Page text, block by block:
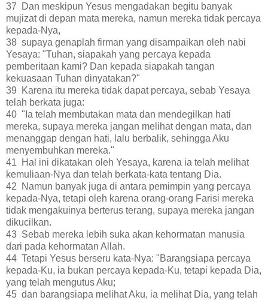
37 Dan meskipun Yesus mengadakan begitu banyak
mujizat di depan mata mereka, namun mereka tidak percaya
kepada-Nya,
38 supaya genaplah firman yang disampaikan oleh nabi
Yesaya: "Tuhan, siapakah yang percaya kepada
pemberitaan kami? Dan kepada siapakah tangan
kekuasaan Tuhan dinyatakan?"
39 Karena itu mereka tidak dapat percaya, sebab Yesaya
telah berkata juga:
40 "Ia telah membutakan mata dan mendegilkan hati
mereka, supaya mereka jangan melihat dengan mata, dan
menanggap dengan hati, lalu berbalik, sehingga Aku
menyembuhkan mereka."
41 Hal ini dikatakan oleh Yesaya, karena ia telah melihat
kemuliaan-Nya dan telah berkata-kata tentang Dia.
42 Namun banyak juga di antara pemimpin yang percaya
kepada-Nya, tetapi oleh karena orang-orang Farisi mereka
tidak mengakuinya berterus terang, supaya mereka jangan
dikucilkan.
43 Sebab mereka lebih suka akan kehormatan manusia
dari pada kehormatan Allah.
44 Tetapi Yesus berseru kata-Nya: "Barangsiapa percaya
kepada-Ku, ia bukan percaya kepada-Ku, tetapi kepada Dia,
yang telah mengutus Aku;
45 dan barangsiapa melihat Aku, ia melihat Dia, yang telah